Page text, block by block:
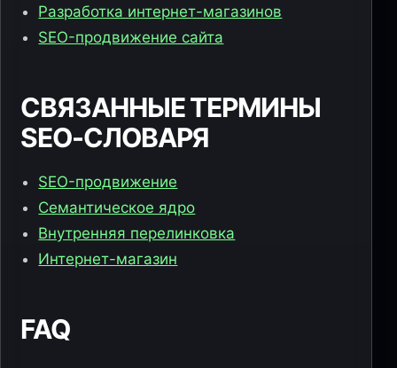
Разработка интернет-магазинов
SEO-продвижение сайта
СВЯЗАННЫЕ ТЕРМИНЫ
SEO-СЛОВАРЯ
SEO-продвижение
Семантическое ядро
Внутренняя перелинковка
Интернет-магазин
FAQ